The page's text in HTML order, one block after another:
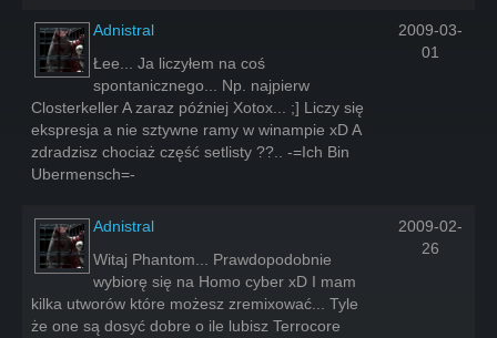
Adnistral
Łee... Ja liczyłem na coś
spontanicznego... Np. najpierw
Closterkeller A zaraz później Xotox... ;] Liczy się
ekspresja a nie sztywne ramy w winampie xD A
zdradzisz chociaż część setlisty ??.. -=Ich Bin
Ubermensch=-
2009-03-
01
Adnistral
Witaj Phantom... Prawdopodobnie
wybiorę się na Homo cyber xD I mam
kilka utworów które możesz zremixować... Tyle
że one są dosyć dobre o ile lubisz Terrocore
2009-02-
26